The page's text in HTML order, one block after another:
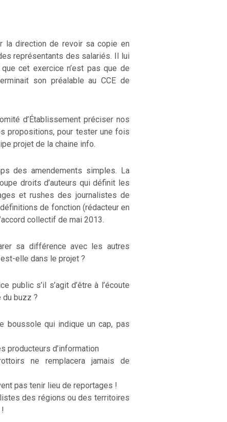
la direction de revoir sa copie en
représentants des salariés. Il lui
cet exercice n’est pas que de
son préalable au CCE de
d’Établissement préciser nos
propositions, pour tester une fois
projet de la chaine info.
des amendements simples. La
droits d’auteurs qui définit les
et rushes des journalistes de
de fonction (rédacteur en
collectif de mai 2013.
sa différence avec les autres
elle dans le projet ?
public s’il s’agit d’être à l’écoute
du buzz ?
boussole qui indique un cap, pas
producteurs d’information
ne remplacera jamais de
pas tenir lieu de reportages !
des régions ou des territoires